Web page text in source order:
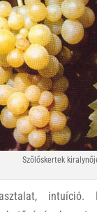
Szőlőskertek
intuíció.